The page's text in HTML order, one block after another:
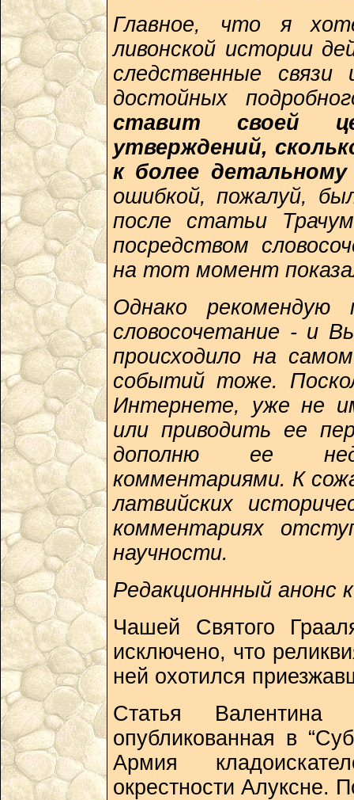
Главное, что я
ливонской истории
следственные
достойных
ставит своей
утверждений,
к более
ошибкой, пожалуй,
после статьи
посредством
на тот момент
Однако рекомендую
словосочетание - и
происходило на
событий тоже.
Интернете, уже не
или приводить ее
дополню ее
комментариями. К
латвийских
комментариях
научности.
Редакционнный анонс
Чашей Святого
исключено, что
ней охотился
Статья
опубликованная в
Армия
окрестности Алуксне.